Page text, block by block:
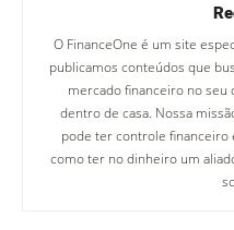
O FinanceOne é um site
publicamos conteúdos que
mercado financeiro no seu
dentro de casa. Nossa
pode ter controle financeiro
como ter no dinheiro um